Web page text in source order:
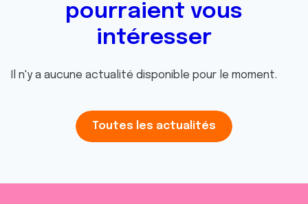
pourraient vous
intéresser
Il n'y a aucune actualité disponible pour le moment.
Toutes les actualités